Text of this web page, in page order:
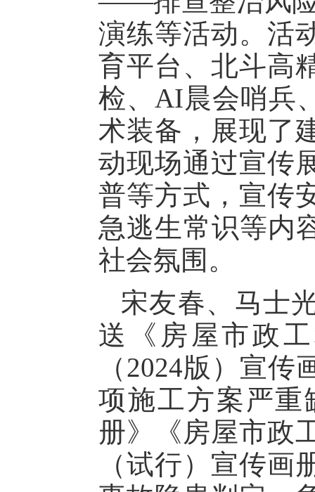
演练等活动。活
育平台、北斗高
检、AI晨会哨兵
术装备，展现了
动现场通过宣传
普等方式，宣传
急逃生常识等内
社会氛围。
宋友春、马士
送《房屋市政
（2024版）宣
项施工方案严重
册》《房屋市政
（试行）宣传